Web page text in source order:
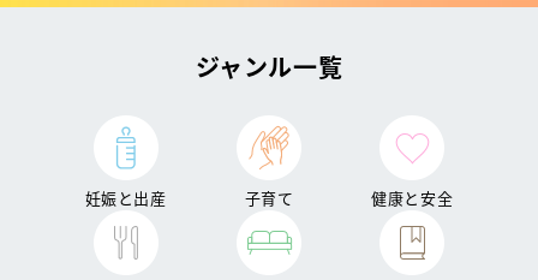
ジャンル一覧
妊娠と出産 子育て 健康と安全